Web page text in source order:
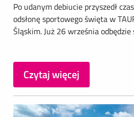
Po udanym debiucie przyszedł
odsłonę sportowego święta w
Śląskim. Już 26 września odbędzie
Czytaj więcej